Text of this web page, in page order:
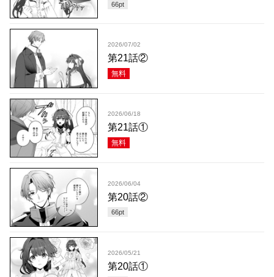
66pt
2026/07/02
第21話②
無料
2026/06/18
第21話①
無料
2026/06/04
第20話②
66pt
2026/05/21
第20話①